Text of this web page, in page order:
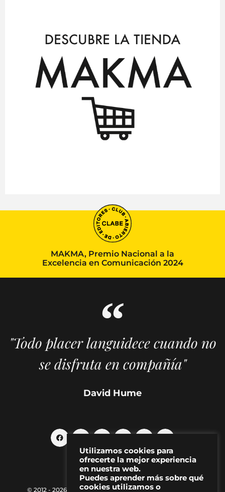
MAKMA, Premio Nacional a la
Excelencia en Comunicación 2024
"Todo placer languidece cuando no
se disfruta en compañía"
David Hume
© 2012 - 2026 MAKMA | Revista de artes visuales y cultura
Utilizamos cookies para
ofrecerte la mejor experiencia
en nuestra web.
Puedes aprender más sobre qué
cookies utilizamos o